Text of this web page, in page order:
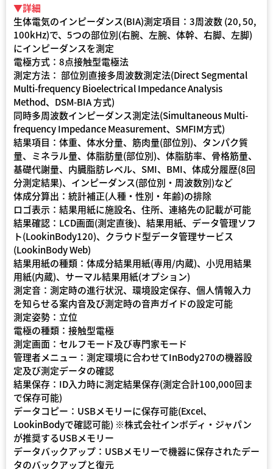
▼詳細
生体電気のインピーダンス(BIA)測定項目：3周波数 (20, 50,
100kHz)で、5つの部位別(右腕、左腕、体幹、右脚、左脚)
にインピーダンスを測定
電極方式：8点接触型電極法
測定方法： 部位別直接多周波数測定法(Direct Segmental
Multi-frequency Bioelectrical Impedance Analysis
Method、DSM-BIA 方式)
同時多周波数インピーダンス測定法(Simultaneous Multi-
frequency Impedance Measurement、SMFIM方式)
結果項目：体重、体水分量、筋肉量(部位別)、タンパク質
量、ミネラル量、体脂肪量(部位別)、体脂肪率、骨格筋量、
基礎代謝量、内臓脂肪レベル、SMI、BMI、体成分履歴(8回
分測定結果)、インピーダンス(部位別・周波数別)など
体成分算出：統計補正(人種・性別・年齢)の排除
ロゴ表示：結果用紙に施設名、住所、連絡先の記載が可能
結果確認：LCD画面(測定直後)、結果用紙、データ管理ソフ
ト(LookinBody120)、クラウド型データ管理サービス
(LookinBody Web)
結果用紙の種類：体成分結果用紙(専用/内蔵)、小児用結果
用紙(内蔵)、サーマル結果用紙(オプション)
測定音：測定時の進行状況、環境設定保存、個人情報入力
を知らせる案内音及び測定時の音声ガイドの設定可能
測定姿勢：立位
電極の種類：接触型電極
測定画面：セルフモード及び専門家モード
管理者メニュー：測定環境に合わせてInBody270の機器設
定及び測定データの確認
結果保存：ID入力時に測定結果保存(測定合計100,000回ま
で保存可能)
データコピー：USBメモリーに保存可能(Excel、
LookinBodyで確認可能) ※株式会社インボディ・ジャパン
が推奨するUSBメモリー
データバックアップ：USBメモリーで機器に保存されたデー
タのバックアップと復元